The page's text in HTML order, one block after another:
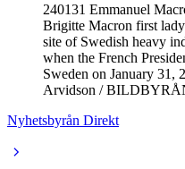
240131 Emmanuel
Brigitte Macron first
site of Swedish heavy
when the French
Sweden on January 31,
Arvidson /
Nyhetsbyrån Direkt